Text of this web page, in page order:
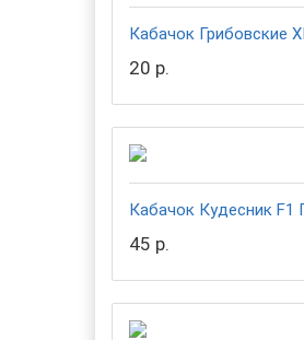
Кабачок Грибовские
20 р.
Кабачок Кудесник
45 р.